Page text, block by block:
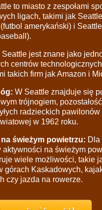
to miasto z zespołami
ligach, takimi jak Seattle
amerykański) i Seattle
Seattle jest znane jako
centrów
takich firm jak Amazon i
W Seattle znajduje się
trójnogiem,
radzieckich pawilonów
w 1962 roku.
na świeżym powietrzu: Dla
aktywności na świeżym
wiele możliwości, takie
górach Kaskadowych,
czy jazda na rowerze.